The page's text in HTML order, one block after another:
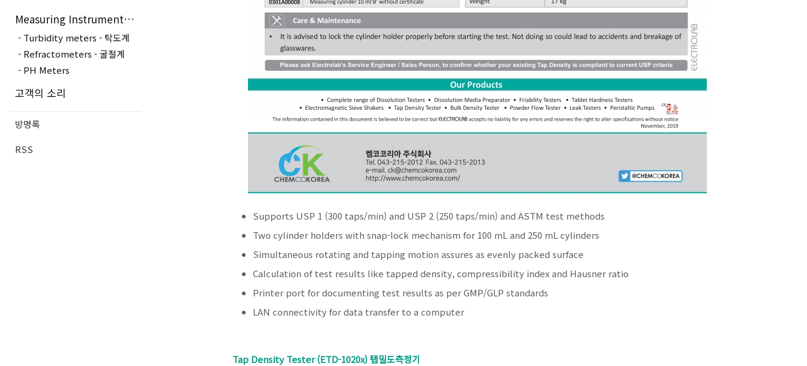
Measuring Instruments - 측정장..
Turbidity meters - 탁도계
Refractometers - 굴절계
PH Meters
고객의 소리
방명록
RSS
Supports USP 1 (300 taps/min) and USP 2 (250 taps/min) and ASTM test methods
Two cylinder holders with snap-lock mechanism for 100 mL and 250 mL cylinders
Simultaneous rotating and tapping motion assures as evenly packed surface
Calculation of test results like tapped density, compressibility index and Hausner ratio
Printer port for documenting test results as per GMP/GLP standards
LAN connectivity for data transfer to a computer
Tap Density Tester (ETD-1020x) 탭밀도측정기